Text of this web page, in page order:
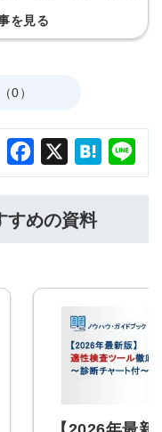
を見る
0）
Facebook Hatena
すめの資料